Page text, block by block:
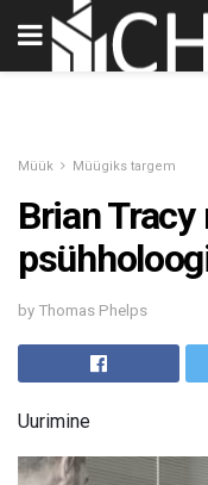
Müük Müügiks targem
Brian
by Thomas Phelps
Uurimine